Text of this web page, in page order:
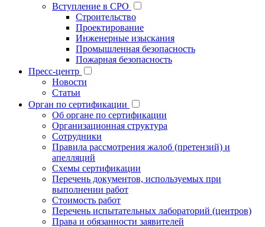
Вступление в СРО
Строительство
Проектирование
Инженерные изыскания
Промышленная безопасность
Пожарная безопасность
Пресс-центр
Новости
Статьи
Орган по сертификации
Об органе по сертификации
Организационная структура
Сотрудники
Правила рассмотрения жалоб (претензий) и
апелляций
Схемы сертификации
Перечень документов, используемых при
выполнении работ
Стоимость работ
Перечень испытательных лабораторий (центров)
Права и обязанности заявителей